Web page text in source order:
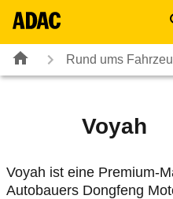
Rund ums
Voyah
Voyah ist eine Premium-
Autobauers Dongfeng